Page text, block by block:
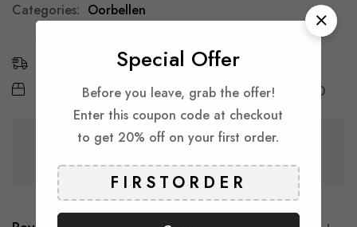
Special Offer
Before you leave, grab the offer!
Enter this coupon code at checkout
to get 20% off on your first order.
Categories: Oorbellen
Estimated Delivery: 6 - 11 Aug, 2026
Free Shipping & Returns: On all orders over € 30
Guarantee safe & secure checkout